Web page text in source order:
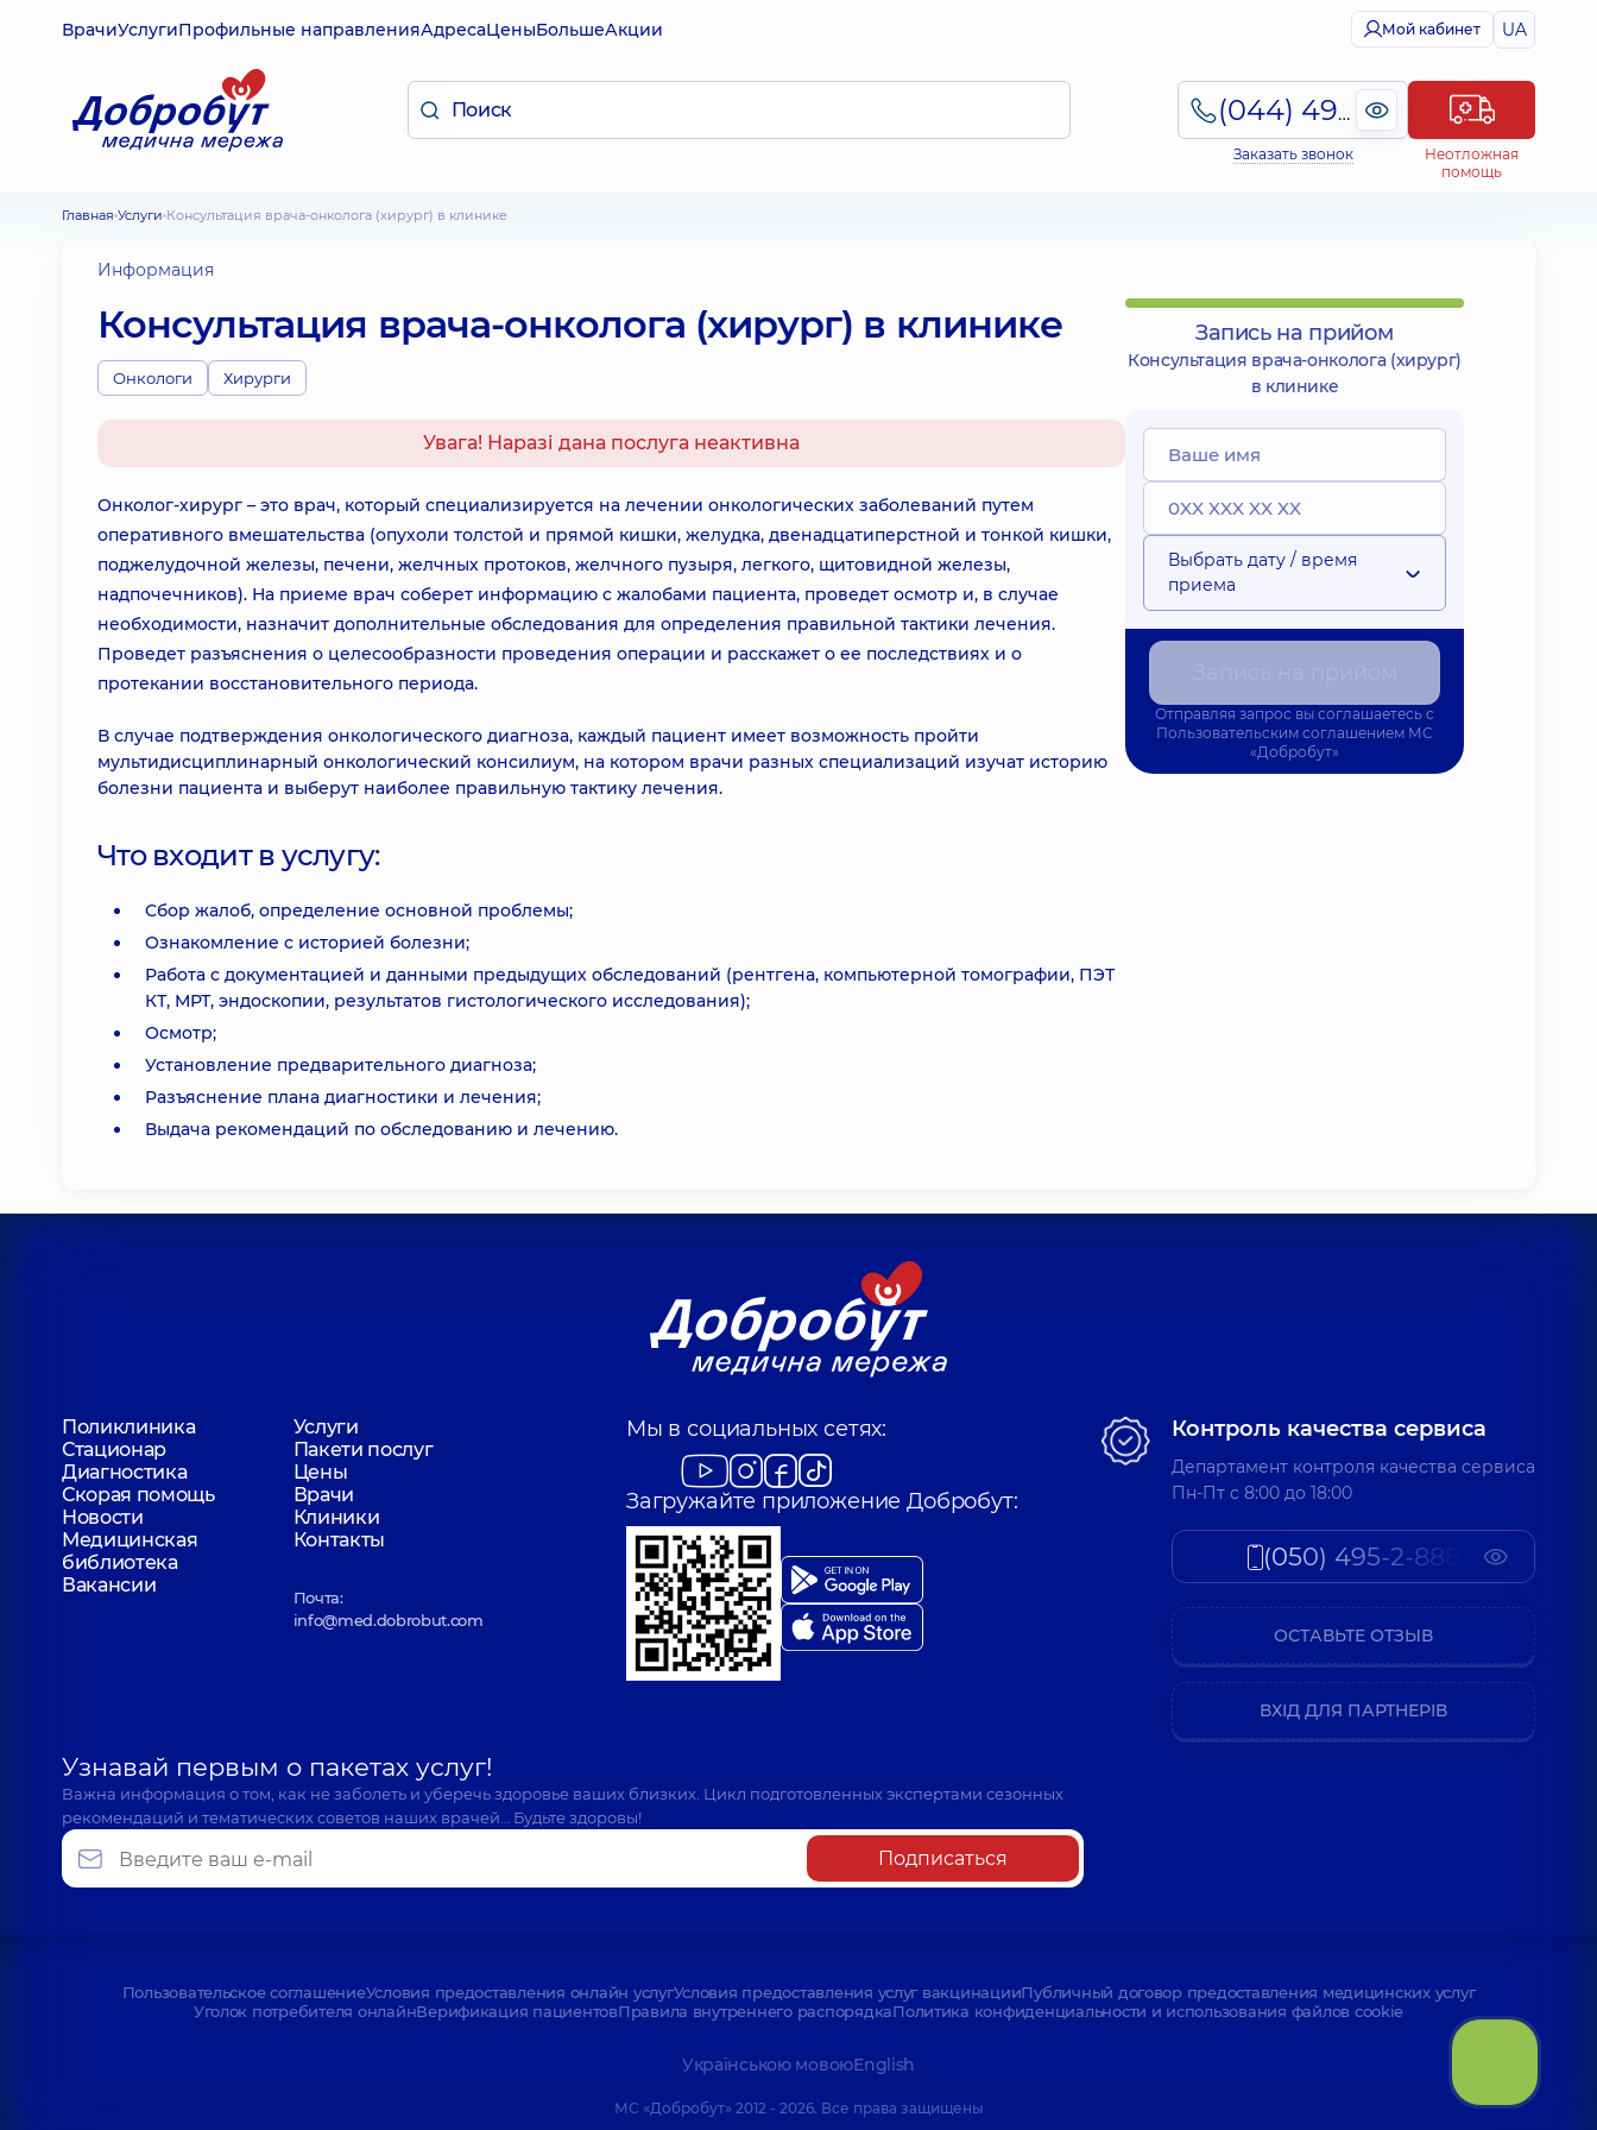
ВрачиУслугиПрофильные направленияАдресаЦеныБольшеАкции Мой кабинет UA
(044) 495-2-888
Заказать звонок
Неотложная
помощь
Главная Услуги Консультация врача-онколога (хирург) в клинике
Информация
Консультация врача-онколога (хирург) в клинике
Онкологи Хирурги
Увага! Наразі дана послуга неактивна
Онколог-хирург – это врач, который специализируется на лечении онкологических заболеваний путем
оперативного вмешательства (опухоли толстой и прямой кишки, желудка, двенадцатиперстной и тонкой кишки,
поджелудочной железы, печени, желчных протоков, желчного пузыря, легкого, щитовидной железы,
надпочечников). На приеме врач соберет информацию с жалобами пациента, проведет осмотр и, в случае
необходимости, назначит дополнительные обследования для определения правильной тактики лечения.
Проведет разъяснения о целесообразности проведения операции и расскажет о ее последствиях и о
протекании восстановительного периода.
В случае подтверждения онкологического диагноза, каждый пациент имеет возможность пройти
мультидисциплинарный онкологический консилиум, на котором врачи разных специализаций изучат историю
болезни пациента и выберут наиболее правильную тактику лечения.
Что входит в услугу:
Сбор жалоб, определение основной проблемы;
Ознакомление с историей болезни;
Работа с документацией и данными предыдущих обследований (рентгена, компьютерной томографии, ПЭТ
КТ, МРТ, эндоскопии, результатов гистологического исследования);
Осмотр;
Установление предварительного диагноза;
Разъяснение плана диагностики и лечения;
Выдача рекомендаций по обследованию и лечению.
Запись на прийом
Консультация врача-онколога (хирург)
в клинике
Выбрать дату / время
приема
Отправляя запрос вы соглашаетесь с
Пользовательским соглашением МС
«Добробут»
Поликлиника
Услуги
Стационар
Пакети послуг
Диагностика
Цены
Скорая помощь
Врачи
Новости
Клиники
Медицинская
библиотека
Контакты
Вакансии
Почта:
info@med.dobrobut.com
Мы в социальных сетях:
Загружайте приложение Добробут:
Узнавай первым о пакетах услуг!
Важна информация о том, как не заболеть и уберечь здоровье ваших близких. Цикл подготовленных экспертами сезонных
рекомендаций и тематических советов наших врачей… Будьте здоровы!
Подписаться
Контроль качества сервиса
Департамент контроля качества сервиса
Пн-Пт c 8:00 до 18:00
(050) 495-2-888
ОСТАВЬТЕ ОТЗЫВ
ВХІД ДЛЯ ПАРТНЕРІВ
Пользовательское соглашениеУсловия предоставления онлайн услугУсловия предоставления услуг вакцинацииПубличный договор предоставления медицинских услуг
Уголок потребителя онлайнВерификация пациентовПравила внутреннего распорядкаПолитика конфиденциальности и использования файлов cookie
Українською мовоюEnglish
МС «Добробут» 2012 - 2026. Все права защищены